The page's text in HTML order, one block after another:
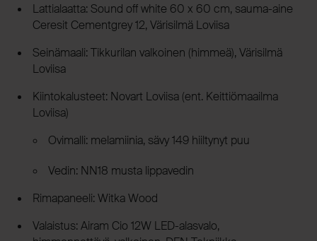
Lattialaatta: Sound off white 60 x 60 cm, sauma-aine
Ceresit Cementgrey 12, Värisilmä Loviisa
Seinämaali: Tikkurilan valkoinen (himmeä), Värisilmä
Loviisa
Kiintokalusteet: Novart Loviisa (ent. Keittiömaailma
Loviisa)
Ovimalli: melamiinia, sävy 149 hiiltynyt puu
Vedin: NN18 musta lippavedin
Rimapaneeli: Witka Wood
Valaistus: Airam Cio 12W LED-alasvalo,